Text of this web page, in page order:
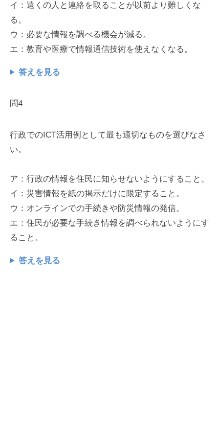
イ：遠くの人と連絡を取ることが以前より難しくな
る。
ウ：必要な情報を調べる機会が減る。
エ：教育や医療で情報通信技術を使えなくなる。
答えを見る
問4
行政でのICT活用例として最も適切なものを選びなさ
い。
ア：行政の情報を住民に知らせないようにすること。
イ：災害情報を紙の掲示だけに限定すること。
ウ：オンラインでの手続きや防災情報の発信。
エ：住民が必要な手続き情報を調べられないようにす
ること。
答えを見る